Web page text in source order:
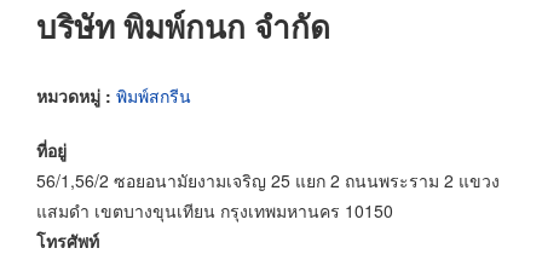
บริษัท พิมพ์กนก จำกัด
หมวดหมู่ : พิมพ์สกรีน
ที่อยู่
56/1,56/2 ซอยอนามัยงามเจริญ 25 แยก 2 ถนนพระราม 2 แขวง
แสมดำ เขตบางขุนเทียน กรุงเทพมหานคร 10150
โทรศัพท์